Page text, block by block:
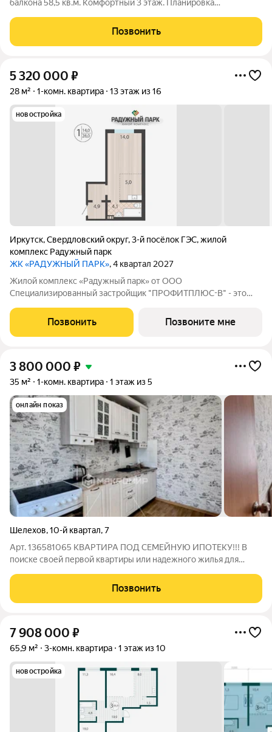
балкона 58,5 кв.м. Комфортный 3 этаж. Планировка
2017 года. Ключи в день сделки. Звоните! Так как мы готовы
рассмотреть любое ваше
Позвонить
5 320 000 ₽
28 м² 1-комн. квартира 13 этаж из 16
новостройка
Иркутск,Свердловский округ,3-й посёлок ГЭС,жилой
комплекс Радужный парк
ЖК «РАДУЖНЫЙ ПАРК», 4 квартал 2027
Жилой комплекс «Радужный парк» от ООО
Специализированный застройщик "ПРОФИТПЛЮС-В" - это
Приобретая квартиру в ЖК «Радужный парк», вы
обеспечиваете себя и свою семью комфортными условиями
Позвонить Позвоните мне
3 800 000 ₽
35 м² 1-комн. квартира 1 этаж из 5
онлайн показ
Шелехов,10-й квартал,7
Арт. 136581065 КВАРТИРА ПОД СЕМЕЙНУЮ ИПОТЕКУ!!! В
поиске своей первой квартиры или надежного жилья для
комнатную квартиру площадью 35 кв.м. в одном из развитых
Позвонить
7 908 000 ₽
65,9 м² 3-комн. квартира 1 этаж из 10
новостройка